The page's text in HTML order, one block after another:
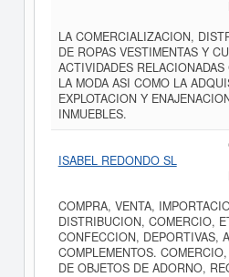
LA COMERCIALIZACION,
DE ROPAS VESTIMENTAS Y
ACTIVIDADES
LA MODA ASI COMO LA
EXPLOTACION Y
INMUEBLES.
ISABEL REDONDO SL
COMPRA, VENTA,
DISTRIBUCION, COMERCIO,
CONFECCION, DEPORTIVAS,
COMPLEMENTOS.
DE OBJETOS DE ADORNO,